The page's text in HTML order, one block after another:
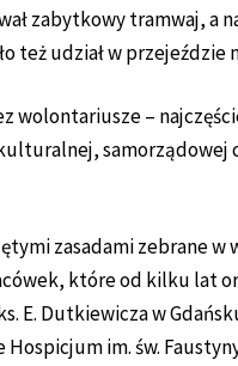
zabytkowy tramwaj, a
też udział w przejeździe
wolontariusze –
samorządowej
zasadami zebrane
które od kilku lat
E. Dutkiewicza w
im. św.